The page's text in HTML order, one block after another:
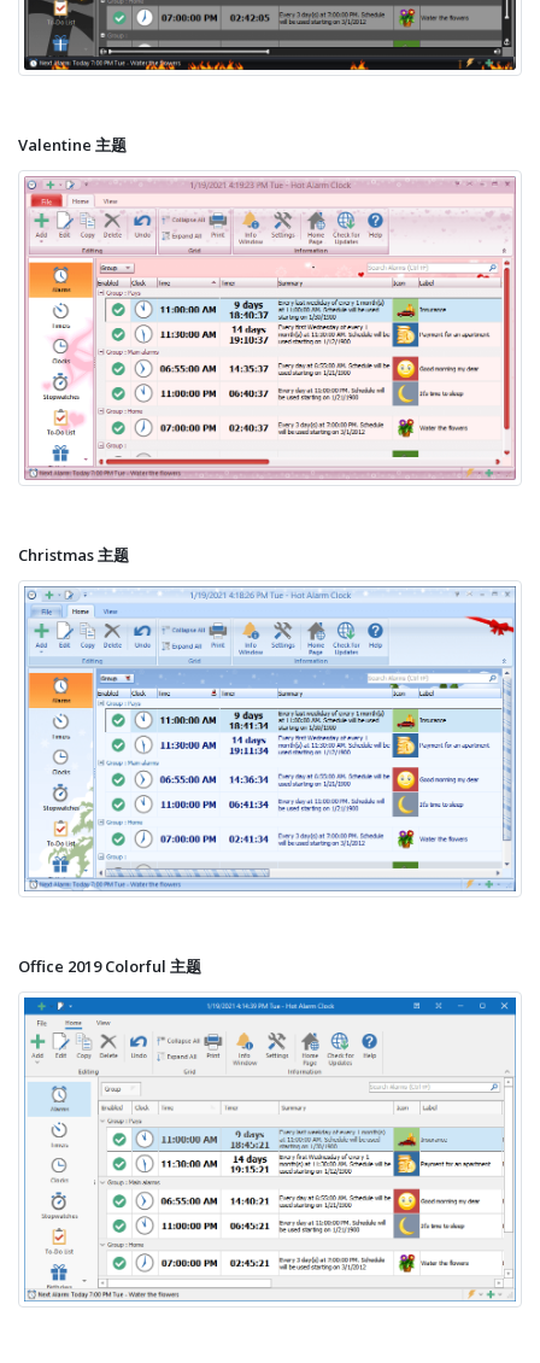
Valentine 主题
Christmas 主题
Office 2019 Colorful 主题